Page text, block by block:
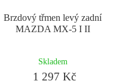
Brzdový třmen levý zadní
MAZDA MX-5 I II
Skladem
1 297 Kč